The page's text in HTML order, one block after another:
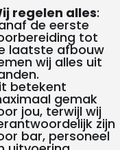
regelen alles:
de eerste
tot
laatste afbouw
wij alles uit
betekent
gemak
jou, terwijl wij
zijn
bar, personeel